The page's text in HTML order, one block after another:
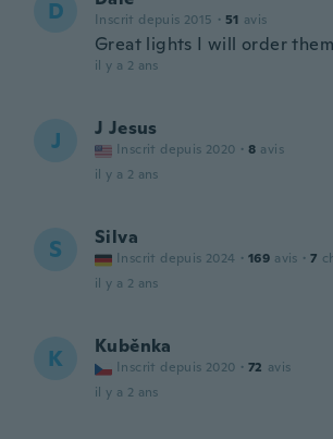
D Inscrit depuis 2015 · 51 avis
Great lights I will order
il y a 2 ans
J J Jesus
Inscrit depuis 2020 · 8 avis
il y a 2 ans
S Silva
Inscrit depuis 2024 · 169 avis · 7
il y a 2 ans
K Kuběnka
Inscrit depuis 2020 · 72 avis
il y a 2 ans